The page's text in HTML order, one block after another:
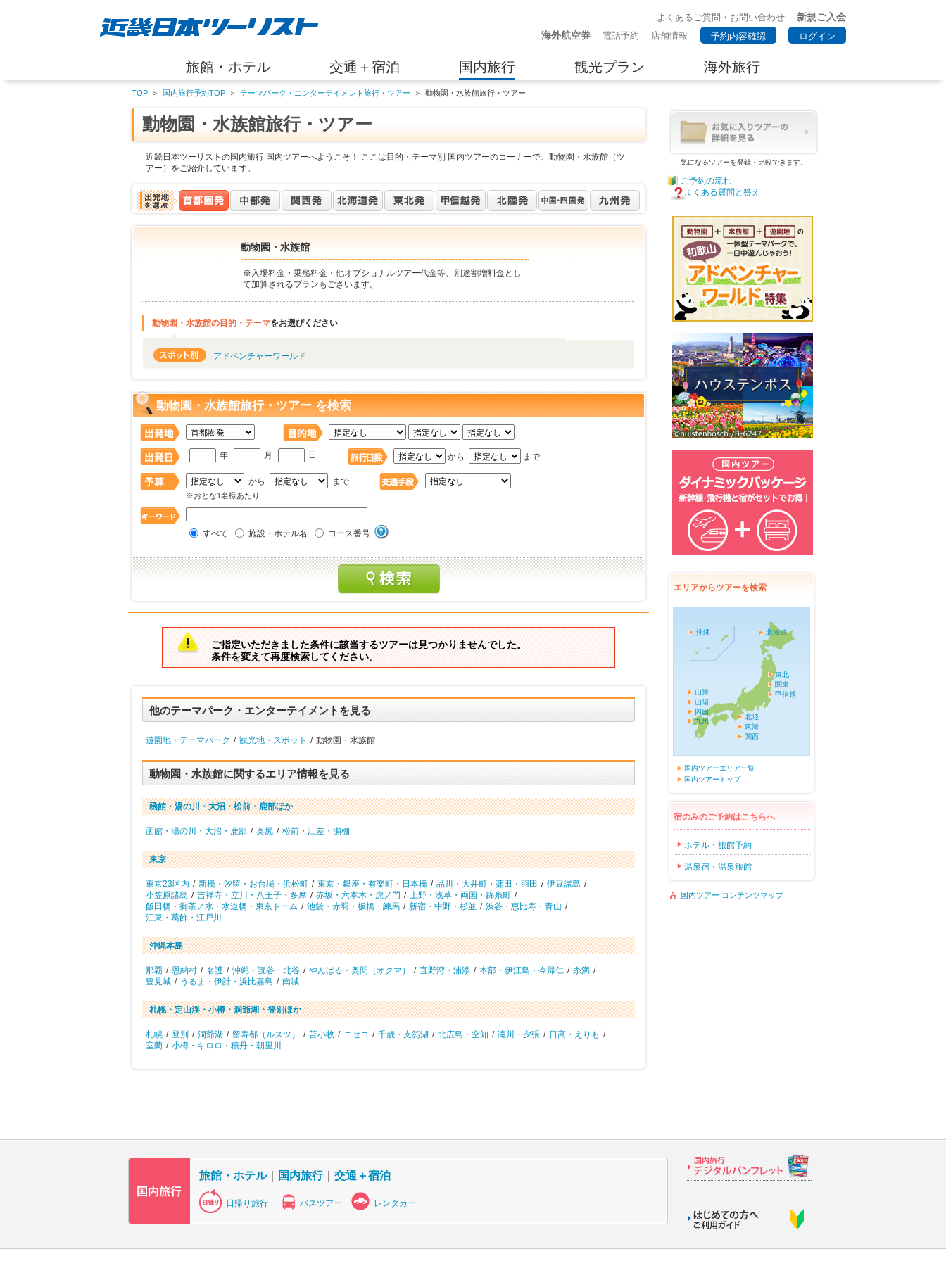
よくあるご質問・お問い合わせ
新規ご入会
海外航空券
電話予約 店舗情報 予約内容確認 ログイン
旅館・ホテル 交通＋宿泊 国内旅行 観光プラン 海外旅行
TOP ＞ 国内旅行予約TOP ＞ テーマパーク・エンターテイメント旅行・ツアー ＞ 動物園・水族館旅行・ツアー
動物園・水族館旅行・ツアー
近畿日本ツーリストの国内旅行 国内ツアーへようこそ！ ここは目的・テーマ別 国内ツアーのコーナーで、動物園・水族館（ツ
アー）をご紹介しています。
動物園・水族館
※入場料金・乗船料金・他オプショナルツアー代金等、別途割増料金とし
て加算されるプランもございます。
動物園・水族館の目的・テーマをお選びください
アドベンチャーワールド
動物園・水族館旅行・ツアー を検索
年 月 日 から まで
から まで
※おとな1名様あたり
すべて 施設・ホテル名 コース番号
ご指定いただきました条件に該当するツアーは見つかりませんでした。
条件を変えて再度検索してください。
他のテーマパーク・エンターテイメントを見る
遊園地・テーマパーク / 観光地・スポット / 動物園・水族館
動物園・水族館に関するエリア情報を見る
函館・湯の川・大沼・松前・鹿部ほか
函館・湯の川・大沼・鹿部 / 奥尻 / 松前・江差・瀬棚
東京
東京23区内 / 新橋・汐留・お台場・浜松町 / 東京・銀座・有楽町・日本橋 / 品川・大井町・蒲田・羽田 / 伊豆諸島 /
小笠原諸島 / 吉祥寺・立川・八王子・多摩 / 赤坂・六本木・虎ノ門 / 上野・浅草・両国・錦糸町 /
飯田橋・御茶ノ水・水道橋・東京ドーム / 池袋・赤羽・板橋・練馬 / 新宿・中野・杉並 / 渋谷・恵比寿・青山 /
江東・葛飾・江戸川
沖縄本島
那覇 / 恩納村 / 名護 / 沖縄・読谷・北谷 / やんばる・奥間（オクマ） / 宜野湾・浦添 / 本部・伊江島・今帰仁 / 糸満 /
豊見城 / うるま・伊計・浜比嘉島 / 南城
札幌・定山渓・小樽・洞爺湖・登別ほか
札幌 / 登別 / 洞爺湖 / 留寿都（ルスツ） / 苫小牧 / ニセコ / 千歳・支笏湖 / 北広島・空知 / 滝川・夕張 / 日高・えりも /
室蘭 / 小樽・キロロ・積丹・朝里川
気になるツアーを登録・比較できます。
ご予約の流れ
よくある質問と答え
エリアからツアーを検索
北海道
東北
関東
甲信越
北陸
東海
関西
山陰
山陽
四国
九州
沖縄
国内ツアーエリア一覧
国内ツアートップ
宿のみのご予約はこちらへ
ホテル・旅館予約
温泉宿・温泉旅館
国内ツアー コンテンツマップ
旅館・ホテル｜ 国内旅行｜ 交通＋宿泊
日帰り旅行 バスツアー レンタカー